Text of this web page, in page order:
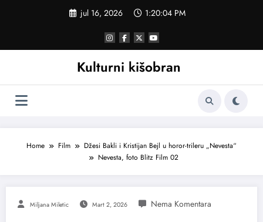
jul 16, 2026 1:20:05 PM
Kulturni kišobran
Home Film
Džesi Bakli i Kristijan Bejl u horor-trileru „Nevesta“
Nevesta, foto Blitz Film 02
Miljana Miletic Mart 2, 2026